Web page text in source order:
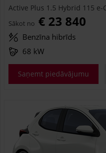
Active Plus 1.5 Hybrid 115 e-
Sākot no € 23 840
Benzīna hibrīds
68 kW
Saņemt piedāvājumu